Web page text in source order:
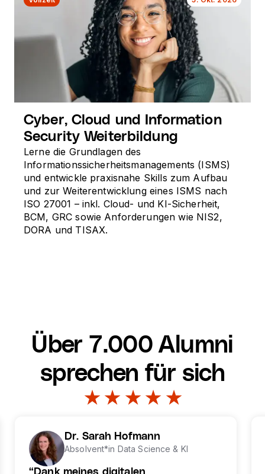
Cyber, Cloud und Information
Security Weiterbildung
Lerne die Grundlagen des
Informationssicherheitsmanagements (ISMS)
und entwickle praxisnahe Skills zum Aufbau
und zur Weiterentwicklung eines ISMS nach
ISO 27001 – inkl. Cloud- und KI-Sicherheit,
BCM, GRC sowie Anforderungen wie NIS2,
DORA und TISAX.
Über 7.000 Alumni
sprechen für sich
★ ★ ★ ★ ★
Dr. Sarah Hofmann
Absolvent*in Data Science & KI